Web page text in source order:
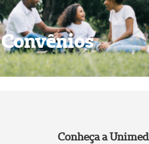
Convênios
Conheça a Unimed